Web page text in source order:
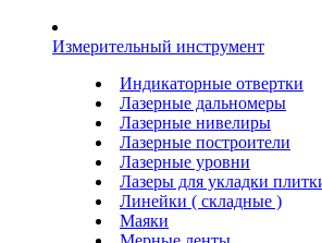
Измерительный инструмент
Индикаторные отвертки
Лазерные дальномеры
Лазерные нивелиры
Лазерные построители
Лазерные уровни
Лазеры для укладки
Линейки ( складные )
Маяки